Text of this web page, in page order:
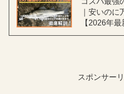
｜安いのに
【2026年最
スポンサー